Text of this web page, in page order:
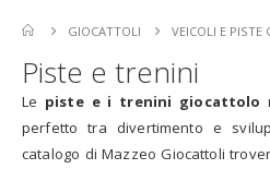
GIOCATTOLI VEICOLI E PISTE
Piste e trenini
Le piste e i trenini giocattolo
perfetto tra divertimento e
catalogo di Mazzeo Giocattoli